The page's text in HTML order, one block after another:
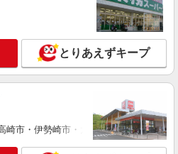
とりあえずキープ
崎市・伊勢崎市・太田市・館林市・藤